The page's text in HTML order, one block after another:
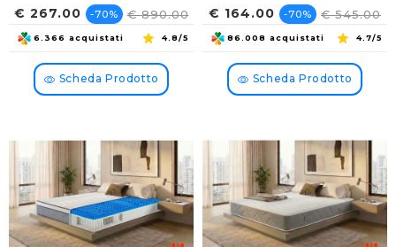
Prezzo
€ 267.00 Prezzo
base
-70% € 890.00
6.366 acquistati 4.8/5
Scheda Prodotto
Prezzo
€ 164.00 Prezzo
base
-70% € 545.00
86.008 acquistati 4.7/5
Scheda Prodotto